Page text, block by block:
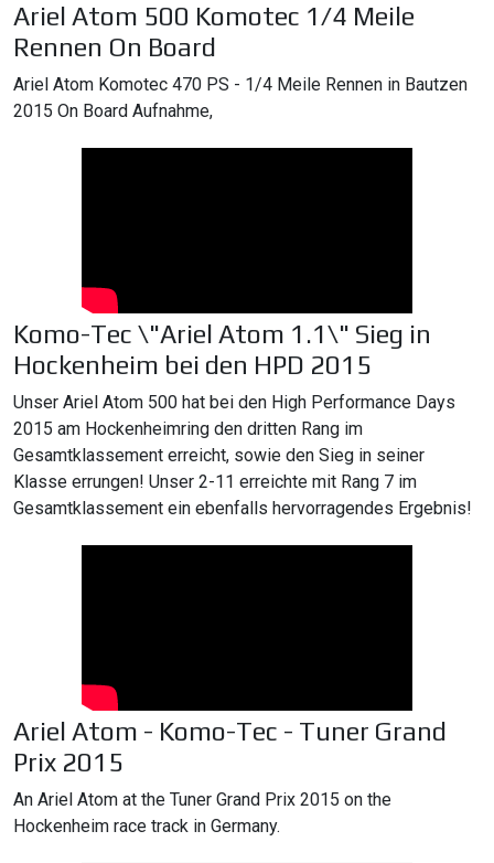
Ariel Atom 500 Komotec 1/4 Meile
Rennen On Board
Ariel Atom Komotec 470 PS - 1/4 Meile Rennen in Bautzen
2015 On Board Aufnahme,
Komo-Tec \"Ariel Atom 1.1\" Sieg in
Hockenheim bei den HPD 2015
Unser Ariel Atom 500 hat bei den High Performance Days
2015 am Hockenheimring den dritten Rang im
Gesamtklassement erreicht, sowie den Sieg in seiner
Klasse errungen! Unser 2-11 erreichte mit Rang 7 im
Gesamtklassement ein ebenfalls hervorragendes Ergebnis!
Ariel Atom - Komo-Tec - Tuner Grand
Prix 2015
An Ariel Atom at the Tuner Grand Prix 2015 on the
Hockenheim race track in Germany.